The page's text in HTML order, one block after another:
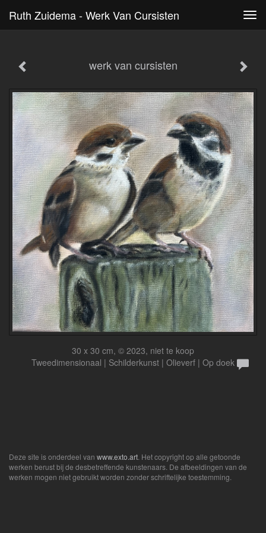
Ruth Zuidema - Werk Van Cursisten
werk van cursisten
30 x 30 cm, © 2023, niet te koop
Tweedimensionaal | Schilderkunst | Olieverf | Op doek
Deze site is onderdeel van www.exto.art . Het copyright op alle getoonde
werken berust bij de desbetreffende kunstenaars. De afbeeldingen van de
werken mogen niet gebruikt worden zonder schriftelijke toestemming.